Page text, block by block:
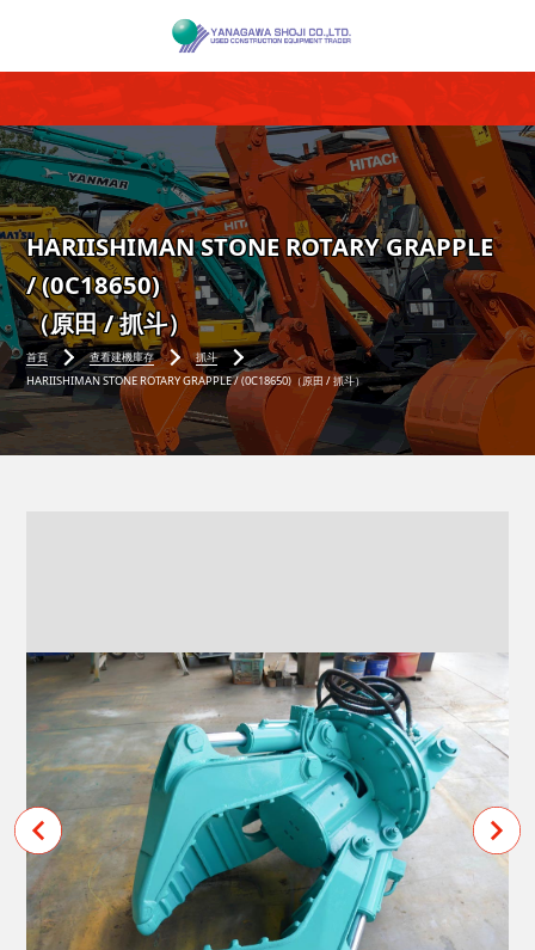
HARIISHIMAN STONE ROTARY GRAPPLE
/ (0C18650)
（原田 / 抓斗）
首頁 查看建機庫存
抓斗
HARIISHIMAN STONE ROTARY GRAPPLE / (0C18650)（原田 / 抓斗）